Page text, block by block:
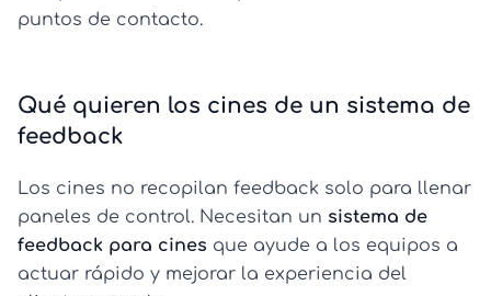
puntos de contacto.
Qué quieren los cines de un sistema de
feedback
Los cines no recopilan feedback solo para llenar
paneles de control. Necesitan un sistema de
feedback para cines que ayude a los equipos a
actuar rápido y mejorar la experiencia del